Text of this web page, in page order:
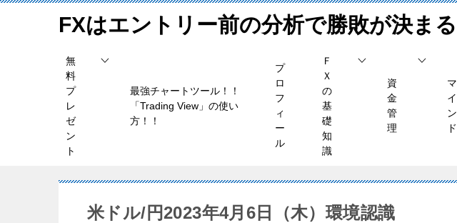
FXはエントリー前の分析で勝敗が決まる
無
料
プ
レ
ゼ
ン
ト
最強チャートツール！！
「Trading View」の使い
方！！
プ
ロ
フ
ィ
ー
ル
Ｆ
Ｘ
の
基
礎
知
識
資
金
管
理
マ
イ
ン
ド
米ドル/円2023年4月6日（木）環境認識